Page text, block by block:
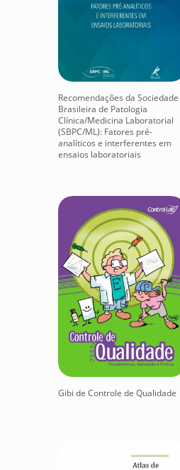
Recomendações da Sociedade
Brasileira de Patologia
Clínica/Medicina Laboratorial
(SBPC/ML): Fatores pré-
analíticos e interferentes em
ensaios laboratoriais
Gibi de Controle de Qualidade